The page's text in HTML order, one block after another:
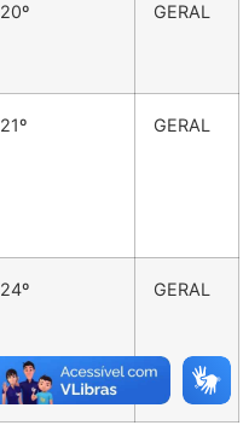
20º GERAL
21º GERAL
24º GERAL